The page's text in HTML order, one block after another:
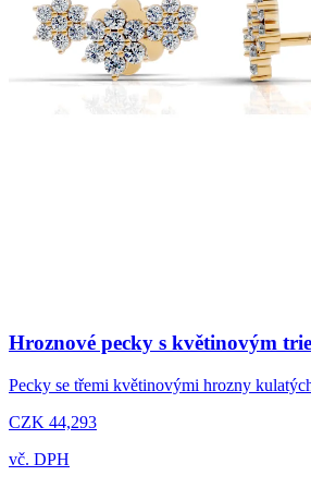
Hroznové pecky s květinovým
Pecky se třemi květinovými hrozny
CZK 44,293
vč. DPH